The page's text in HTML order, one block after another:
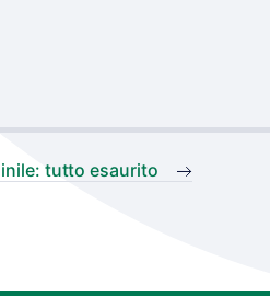
tutto esaurito